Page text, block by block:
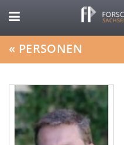
« PERSONEN